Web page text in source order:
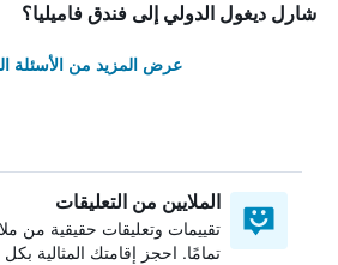
شارل ديغول الدولي إلى فندق فاميليا؟
عرض المزيد من الأسئلة
الملايين من التعليقات
تقييمات وتعليقات حقيقية من
تمامًا. احجز إقامتك المثالية